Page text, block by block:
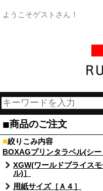
ようこそゲストさん！
■商品のご注文
■絞りこみ内容
BOXAGプリンタラベル(シ
XGW(ワールドプライス
ル)］
用紙サイズ［Ａ４］